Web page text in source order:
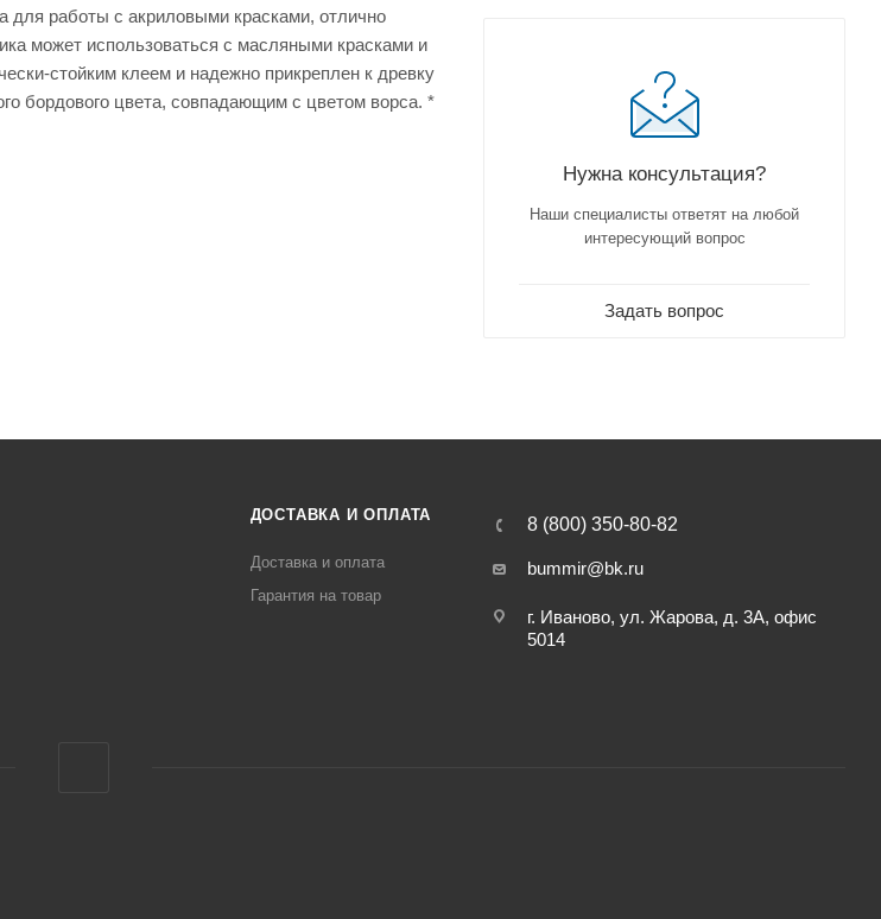
для работы с акриловыми красками, отлично
может использоваться с масляными красками и
стойким клеем и надежно прикреплен к древку
бордового цвета, совпадающим с цветом ворса. *
Нужна консультация?
Наши специалисты ответят на любой
интересующий вопрос
Задать вопрос
ДОСТАВКА И ОПЛАТА
Доставка и оплата
Гарантия на товар
8 (800) 350-80-82
bummir@bk.ru
г. Иваново, ул. Жарова, д. 3А, офис
5014